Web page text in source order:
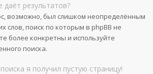
результатов?
возможно, был слишком неопределённым
слов, поиск по которым в phpBB не
более конкретны и используйте
поиска.
я получил пустую страницу!